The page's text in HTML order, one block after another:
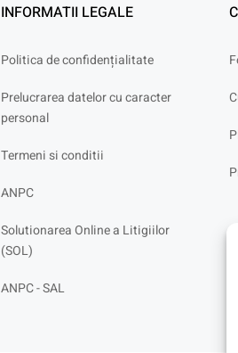
INFORMATII LEGALE
Politica de confidențialitate
Prelucrarea datelor cu caracter
personal
Termeni si conditii
ANPC
Solutionarea Online a Litigiilor
(SOL)
ANPC - SAL